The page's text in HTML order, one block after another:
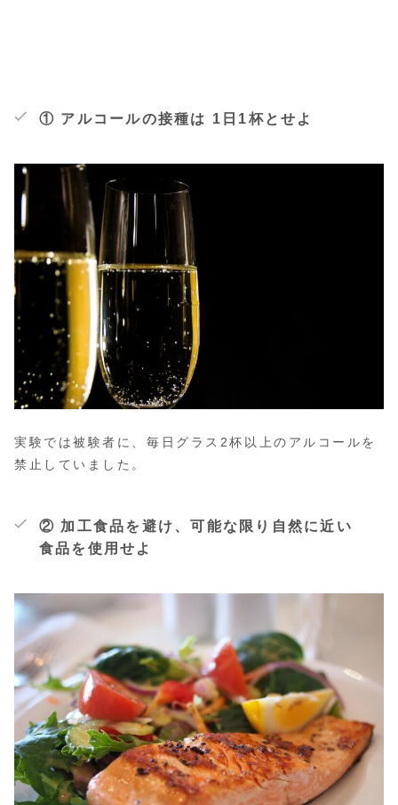
① アルコールの接種は 1日1杯とせよ
実験では被験者に、毎日グラス2杯以上のアルコールを
禁止していました。
② 加工食品を避け、可能な限り自然に近い
食品を使用せよ